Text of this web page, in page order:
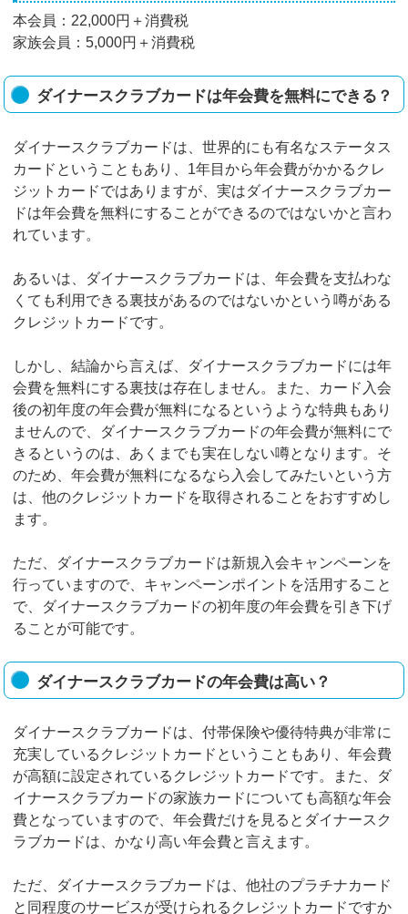
本会員：22,000円＋消費税
家族会員：5,000円＋消費税
ダイナースクラブカードは年会費を無料にできる？
ダイナースクラブカードは、世界的にも有名なステータス
カードということもあり、1年目から年会費がかかるクレ
ジットカードではありますが、実はダイナースクラブカー
ドは年会費を無料にすることができるのではないかと言わ
れています。
あるいは、ダイナースクラブカードは、年会費を支払わな
くても利用できる裏技があるのではないかという噂がある
クレジットカードです。
しかし、結論から言えば、ダイナースクラブカードには年
会費を無料にする裏技は存在しません。また、カード入会
後の初年度の年会費が無料になるというような特典もあり
ませんので、ダイナースクラブカードの年会費が無料にで
きるというのは、あくまでも実在しない噂となります。そ
のため、年会費が無料になるなら入会してみたいという方
は、他のクレジットカードを取得されることをおすすめし
ます。
ただ、ダイナースクラブカードは新規入会キャンペーンを
行っていますので、キャンペーンポイントを活用すること
で、ダイナースクラブカードの初年度の年会費を引き下げ
ることが可能です。
ダイナースクラブカードの年会費は高い？
ダイナースクラブカードは、付帯保険や優待特典が非常に
充実しているクレジットカードということもあり、年会費
が高額に設定されているクレジットカードです。また、ダ
イナースクラブカードの家族カードについても高額な年会
費となっていますので、年会費だけを見るとダイナースク
ラブカードは、かなり高い年会費と言えます。
ただ、ダイナースクラブカードは、他社のプラチナカード
と同程度のサービスが受けられるクレジットカードですか